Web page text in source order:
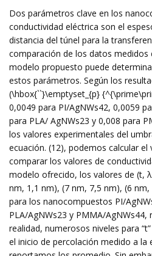
Dos parámetros clave en los
conductividad eléctrica son el
distancia del túnel para la
comparación de los datos
modelo propuesto puede
estos parámetros. Según los
(\hbox{``}\emptyset_{p}
0,0049 para PI/AgNWs42, 0,0059
para PLA/ AgNWs23 y 0,008 para
los valores experimentales del
ecuación. (12), podemos calcular el
comparar los valores de
modelo ofrecido, los valores de (t,
nm, 1,1 nm), (7 nm, 7,5 nm), (6
para los nanocompuestos PI/
PLA/AgNWs23 y PMMA/AgNWs44,
realidad, numerosos niveles para
el inicio de percolación medido a la